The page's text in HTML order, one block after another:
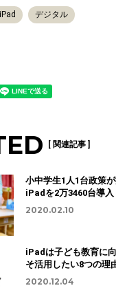
iPad デジタル
[ 関連記事 ]
小中学生1人1台政策
iPadを2万3460台導
2020.02.10
iPadは子ども教育に
そ活用したい8つの理
2020.12.04